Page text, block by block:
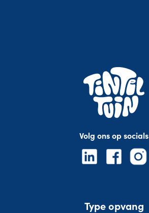
Volg ons op socials
Type opvang